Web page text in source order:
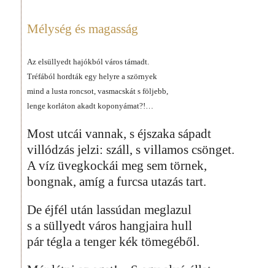
Mélység és magasság
Az elsüllyedt hajókból város támadt.
Tréfából hordták egy helyre a szörnyek
mind a lusta roncsot, vasmacskát s följebb,
lenge korláton akadt koponyámat?!…
Most utcái vannak, s éjszaka sápadt
villódzás jelzi: száll, s villamos csönget.
A víz üvegkockái meg sem törnek,
bongnak, amíg a furcsa utazás tart.
De éjfél után lassúdan meglazul
s a süllyedt város hangjaira hull
pár tégla a tenger kék tömegéből.